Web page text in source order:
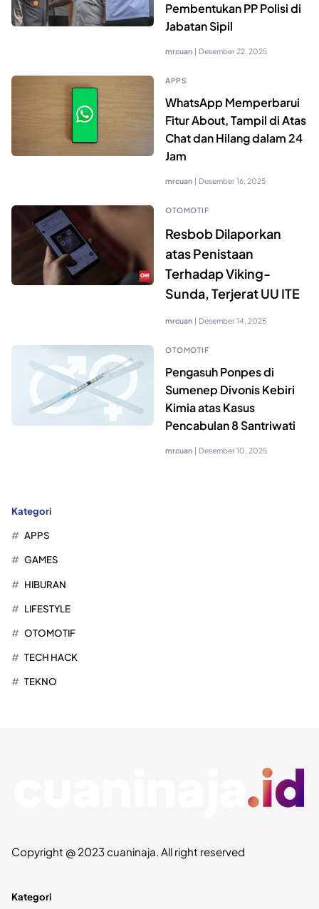
Pembentukan PP Polisi di
Jabatan Sipil
mrcuan | Desember 22, 2025
APPS
WhatsApp Memperbarui
Fitur About, Tampil di Atas
Chat dan Hilang dalam 24
Jam
mrcuan | Desember 16, 2025
OTOMOTIF
Resbob Dilaporkan
atas Penistaan
Terhadap Viking-
Sunda, Terjerat UU ITE
mrcuan | Desember 14, 2025
OTOMOTIF
Pengasuh Ponpes di
Sumenep Divonis Kebiri
Kimia atas Kasus
Pencabulan 8 Santriwati
mrcuan | Desember 10, 2025
Kategori
APPS
GAMES
HIBURAN
LIFESTYLE
OTOMOTIF
TECH HACK
TEKNO
Copyright @ 2023 cuaninaja. All right reserved
Kategori